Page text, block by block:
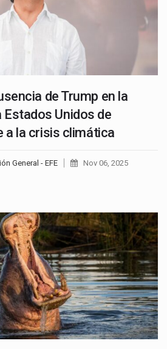
de Trump en la
Estados Unidos de
a la crisis climática
General - EFE Nov 06, 2025